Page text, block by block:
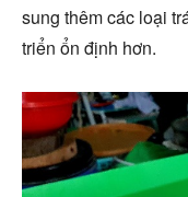
sung thêm các loại
triển ổn định hơn.